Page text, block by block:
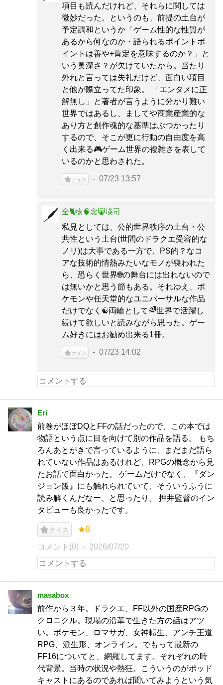
項目も読んだけれど、それらに関しては
微妙だった。というのも、前提の土台が
予定調和というか「ゲーム性的な性質が
あるから何なのか・語られるポイントポ
イントは善や+肯定を意味するのか？」と
いう奥深さ？が欠けていたから。当たり
外れと言っては失礼だけど、面白い項目
と他が際立ってた印象。 「エンタメに正
解無し」と著者が言うように分かり難い
世界ではあるし、ましてや商業産業的な
あり方と創作魂的な基準はぶつかったり
するので、そこが更に行動の自由度を高
く出来る🎮ゲーム世界の複雑さを表して
いるのかと思わされた。
ナイス 07/23 13:57
全🐈物🧠念😸瑛司
私見としては、公的世界秩序の土台・公
共性という土台(世間のドラクエ受容的な
ノリ)は大事である一方で、PS的？なコ
アな技術的情熱みたいなモノが喪われた
ら、恐らく世界🌐の舞台には出れないので
は無いかと思う節もある。それゆえ、ポ
ケモンや任天堂的なユニバーサルな作品
だけでなく☯両輪として🌈世界で活躍し
続けて欲しいと読みながら思った。ゲー
ム好きにはお勧め出来る1冊。
ナイス 07/23 14:02
Eri
前巻がほぼDQとFFの話だったので、この本では
物語という点に目を向けて別の作品を語る。 もち
ろんあとがきで言っているように、まだまだ語ら
れていない作品はあるけれど、RPGの概念から見
たお話で面白かった。 ゲームだけでなく、『ダン
ジョン飯』にも触れられていて、そういうふうに
読み解くんだなー、と思ったり。 押井監督のイン
タビューも良かったです。
ナイス ★8
コメント(0) 2026/07/20
masabox
前作から３年。ドラクエ、FF以外の国産RPGの
クロニクル。現場の沿革で生きた方の話はアツ
い。ポケモン、ロマサガ、女神転生、アンチ王道
RPG、派生形、オンライン。でもって最新の
FF16についてと、網羅してます。それぞれの時
代背景。当時の状況や熱狂。こういうのがポッド
キャストにあるのであれば聞いてみようという気